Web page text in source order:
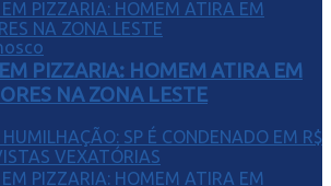
PIZZARIA: HOMEM ATIRA EM
NA ZONA LESTE